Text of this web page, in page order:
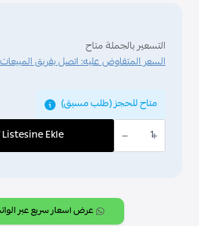
التسعير بالجملة متاح
السعر المتفاوض عليه: اتصل بفريق المبيعات
متاح للحجز (طلب مسبق)
كمية
ABB,
KNX,
[YUB/U4.0.1-
Ekle
عرض أسعار سريع عبر